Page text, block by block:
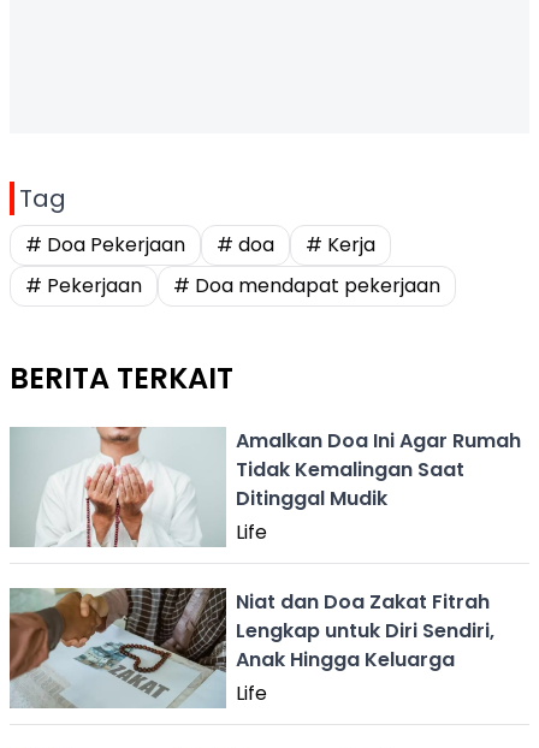
Tag
# Doa Pekerjaan # doa
# Kerja
# Pekerjaan
# Doa mendapat pekerjaan
BERITA TERKAIT
Amalkan Doa Ini Agar Rumah
Tidak Kemalingan Saat
Ditinggal Mudik
Life
Niat dan Doa Zakat Fitrah
Lengkap untuk Diri Sendiri,
Anak Hingga Keluarga
Life